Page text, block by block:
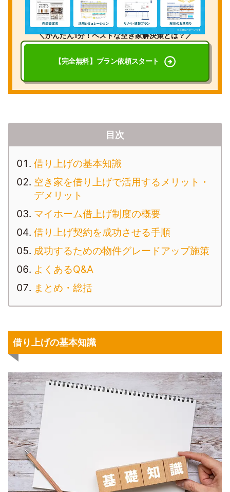
＼かんたん1分！ベストな空き家解決策とは？／
【完全無料】 プラン依頼スタート
目次
借り上げの基本知識
空き家を借り上げで活用するメリット・
デメリット
マイホーム借上げ制度の概要
借り上げ契約を成功させる手順
成功するための物件グレードアップ施策
よくあるQ&A
まとめ・総括
借り上げの基本知識